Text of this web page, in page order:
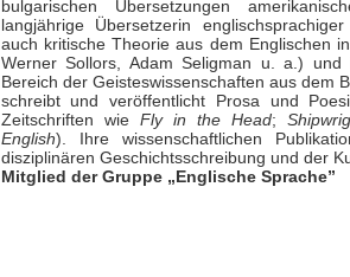
bulgarischen Übersetzungen
langjährige Übersetzerin
auch kritische Theorie aus dem Englischen
Werner Sollors, Adam Seligman u. a.)
Bereich der Geisteswissenschaften aus dem
schreibt und veröffentlicht Prosa und
Zeitschriften wie Fly in the Head;
English). Ihre wissenschaftlichen
disziplinären Geschichtsschreibung und der
Mitglied der Gruppe „Englische Sprache”